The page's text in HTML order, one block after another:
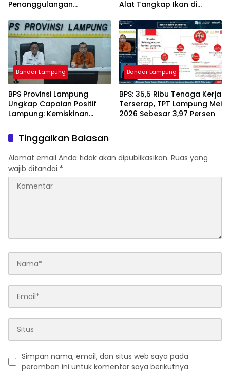
Penanggulangan
Tanggamus
Alat Tangkap Ikan di
Terduga Pelaku
Diamankan.
Bandar Lampung
BPS Provinsi Lampung
Ungkap Capaian Positif
Lampung: Kemiskinan
Ekonomi Terus Tumbuh
Bandar Lampung
BPS: 35,5 Ribu Tenaga Kerja
Terserap, TPT Lampung Mei
2026 Sebesar 3,97 Persen
Tinggalkan Balasan
Alamat email Anda tidak akan dipublikasikan. Ruas yang
wajib ditandai *
Simpan nama, email, dan situs web saya pada
peramban ini untuk komentar saya berikutnya.